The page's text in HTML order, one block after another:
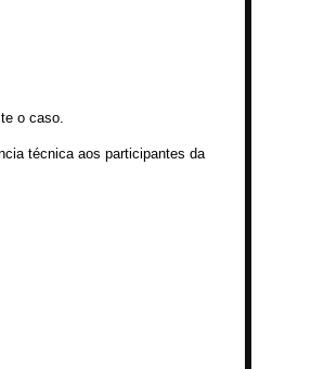
o caso.
técnica aos participantes da